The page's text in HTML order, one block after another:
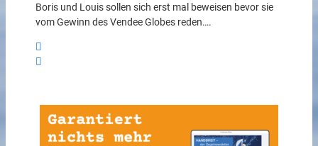
Boris und Louis sollen sich erst mal beweisen bevor sie
vom Gewinn des Vendee Globes reden….